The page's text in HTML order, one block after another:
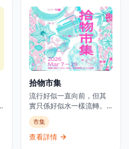
春、新派賀年禮品、美
酒、小食甜點等，想買乜
年貨基本上都搵到；另外
仲有地道熟食檔，熱辣辣
賀年美食等你嚟開餐。約
埋屋企人、朋友，甚至帶
埋毛孩一齊嚟啟德海濱行
好嘢，吹住海風感受新春
熱鬧氣氛。齊齊迎新春，
過個開心又豐盛嘅肥年！
拾物市集
流行好似一直向前，但其
實只係好似水一樣流轉。
今個三月過嚟朗豪坊，總
會有一種聲音⸝⸝一種氣
味⸝⸝一種觸感令你拾回對
市集
查看詳情